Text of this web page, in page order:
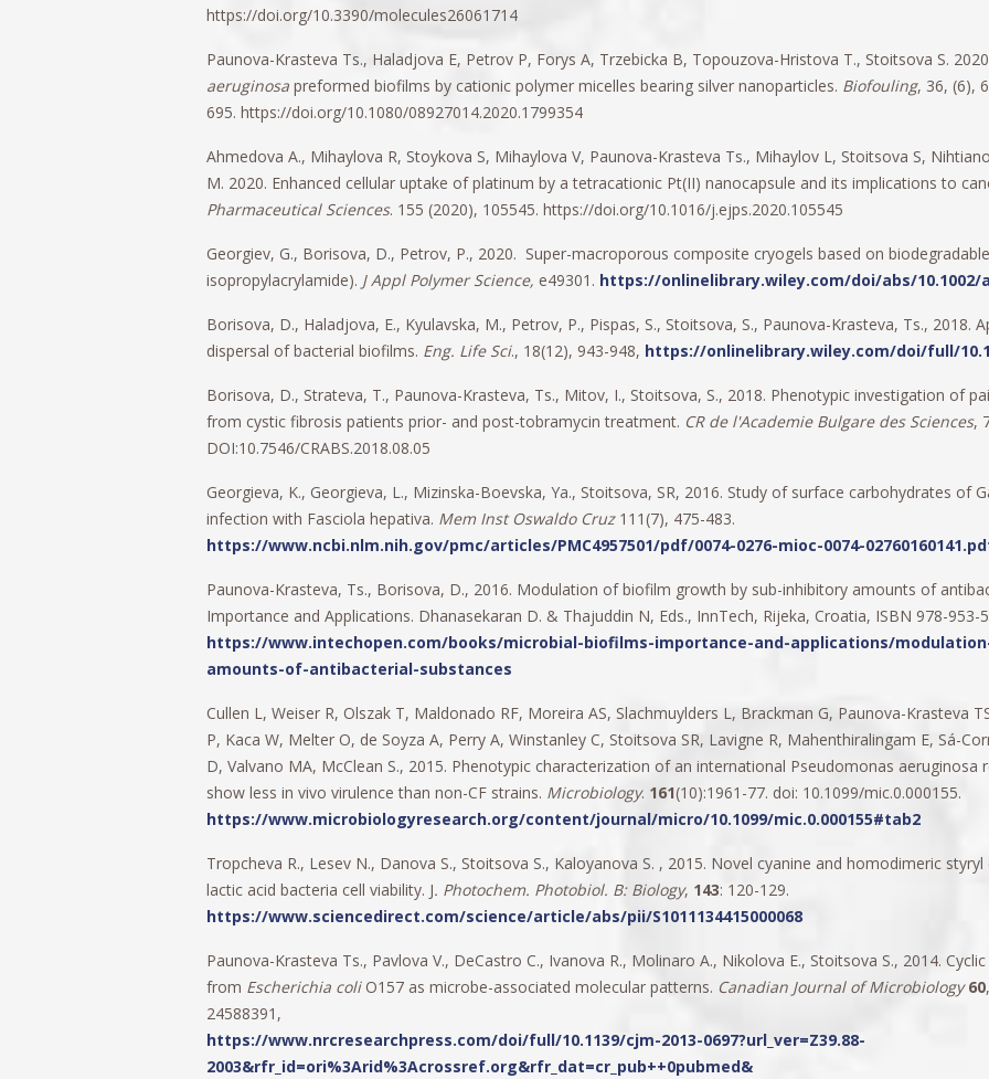
https://doi.org/10.3390/molecules26061714
Paunova-Krasteva Ts., Haladjova E, Petrov P, Forys A, Trzebicka B, Topouzova-Hristova T., Stoitsova S.
aeruginosa preformed biofilms by cationic polymer micelles bearing silver nanoparticles. Biofouling, 36, (6),
695. https://doi.org/10.1080/08927014.2020.1799354
Ahmedova A., Mihaylova R, Stoykova S, Mihaylova V, Paunova-Krasteva Ts., Mihaylov L, Stoitsova S,
M. 2020. Enhanced cellular uptake of platinum by a tetracationic Pt(II) nanocapsule and its implications to
Pharmaceutical Sciences. 155 (2020), 105545. https://doi.org/10.1016/j.ejps.2020.105545
Georgiev, G., Borisova, D., Petrov, P., 2020. Super-macroporous composite cryogels based on
isopropylacrylamide). J Appl Polymer Science, e49301. https://onlinelibrary.wiley.com/doi/abs/10.1002/
Borisova, D., Haladjova, E., Kyulavska, M., Petrov, P., Pispas, S., Stoitsova, S., Paunova-Krasteva, Ts.,
dispersal of bacterial biofilms. Eng. Life Sci., 18(12), 943-948, https://onlinelibrary.wiley.com/doi/full/
Borisova, D., Strateva, T., Paunova-Krasteva, Ts., Mitov, I., Stoitsova, S., 2018. Phenotypic investigation of
from cystic fibrosis patients prior- and post-tobramycin treatment. CR de l'Academie Bulgare des Sciences,
DOI:10.7546/CRABS.2018.08.05
Georgieva, K., Georgieva, L., Mizinska-Boevska, Ya., Stoitsova, SR, 2016. Study of surface carbohydrates of
infection with Fasciola hepativa. Mem Inst Oswaldo Cruz 111(7), 475-483.
https://www.ncbi.nlm.nih.gov/pmc/articles/PMC4957501/pdf/0074-0276-mioc-0074-
Paunova-Krasteva, Ts., Borisova, D., 2016. Modulation of biofilm growth by sub-inhibitory amounts of
Importance and Applications. Dhanasekaran D. & Thajuddin N, Eds., InnTech, Rijeka, Croatia, ISBN 978-953-
https://www.intechopen.com/books/microbial-biofilms-importance-and-applications/
amounts-of-antibacterial-substances
Cullen L, Weiser R, Olszak T, Maldonado RF, Moreira AS, Slachmuylders L, Brackman G, Paunova-Krasteva
P, Kaca W, Melter O, de Soyza A, Perry A, Winstanley C, Stoitsova SR, Lavigne R, Mahenthiralingam E, Sá-
D, Valvano MA, McClean S., 2015. Phenotypic characterization of an international Pseudomonas
show less in vivo virulence than non-CF strains. Microbiology. 161(10):1961-77. doi: 10.1099/mic.0.000155.
https://www.microbiologyresearch.org/content/journal/micro/10.1099/mic.0.000155#tab2
Tropcheva R., Lesev N., Danova S., Stoitsova S., Kaloyanova S. , 2015. Novel cyanine and homodimeric
lactic acid bacteria cell viability. J. Photochem. Photobiol. B: Biology, 143: 120-129.
https://www.sciencedirect.com/science/article/abs/pii/S1011134415000068
Paunova-Krasteva Ts., Pavlova V., DeCastro C., Ivanova R., Molinaro A., Nikolova E., Stoitsova S., 2014.
from Escherichia coliO157 as microbe-associated molecular patterns. Canadian Journal of Microbiology 60
24588391,
https://www.nrcresearchpress.com/doi/full/10.1139/cjm-2013-0697?url_ver=Z39.88-
2003&rfr_id=ori%3Arid%3Acrossref.org&rfr_dat=cr_pub++0pubmed&